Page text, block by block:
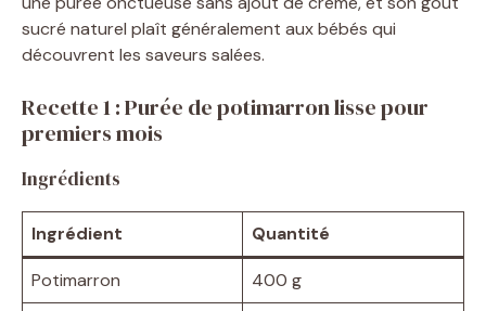
sucré naturel plaît généralement aux bébés qui
découvrent les saveurs salées.
Recette 1 : Purée de potimarron lisse pour
premiers mois
Ingrédients
Ingrédient Quantité
Potimarron
400 g